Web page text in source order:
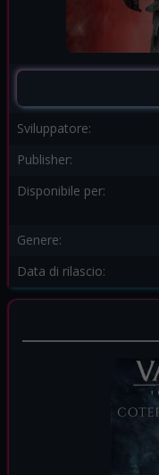
Sviluppatore:
Publisher:
Disponibile per:
Genere:
Data di rilascio: